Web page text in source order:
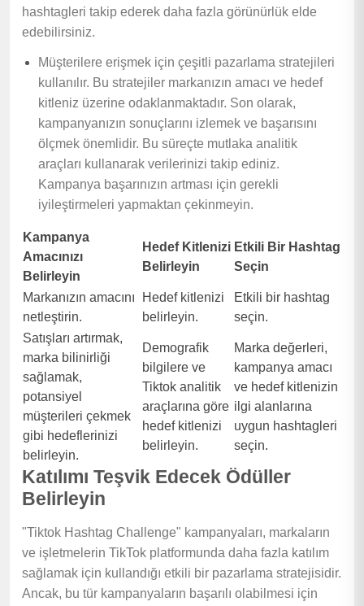
hashtagleri takip ederek daha fazla görünürlük elde
edebilirsiniz.
Müşterilere erişmek için çeşitli pazarlama stratejileri
kullanılır. Bu stratejiler markanızın amacı ve hedef
kitleniz üzerine odaklanmaktadır. Son olarak,
kampanyanızın sonuçlarını izlemek ve başarısını
ölçmek önemlidir. Bu süreçte mutlaka analitik
araçları kullanarak verilerinizi takip ediniz.
Kampanya başarınızın artması için gerekli
iyileştirmeleri yapmaktan çekinmeyin.
Kampanya
Amacınızı
Belirleyin
Hedef Kitlenizi
Belirleyin
Etkili Bir Hashtag
Seçin
Markanızın amacını
netleştirin.
Hedef kitlenizi
belirleyin.
Etkili bir hashtag
seçin.
Satışları artırmak,
marka bilinirliği
sağlamak,
potansiyel
müşterileri çekmek
gibi hedeflerinizi
belirleyin.
Demografik
bilgilere ve
Tiktok analitik
araçlarına göre
hedef kitlenizi
belirleyin.
Marka değerleri,
kampanya amacı
ve hedef kitlenizin
ilgi alanlarına
uygun hashtagleri
seçin.
Katılımı Teşvik Edecek Ödüller
Belirleyin
"Tiktok Hashtag Challenge" kampanyaları, markaların
ve işletmelerin TikTok platformunda daha fazla katılım
sağlamak için kullandığı etkili bir pazarlama stratejisidir.
Ancak, bu tür kampanyaların başarılı olabilmesi için